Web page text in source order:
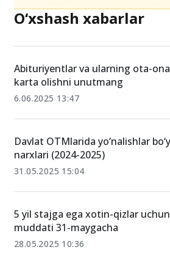
O‘xshash xabarlar
Abituriyentlar va ularning ota-
karta olishni unutmang
6.06.2025 13:47
Davlat OTMlarida yo‘nalishlar
narxlari (2024-2025)
31.05.2025 15:04
5 yil stajga ega xotin-qizlar
muddati 31-maygacha
28.05.2025 10:36